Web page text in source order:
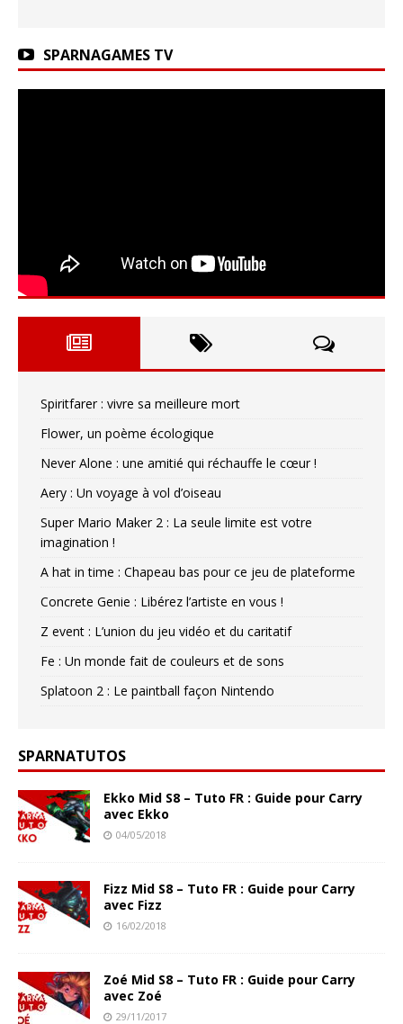
SPARNAGAMES TV
Spiritfarer : vivre sa meilleure mort
Flower, un poème écologique
Never Alone : une amitié qui réchauffe le cœur !
Aery : Un voyage à vol d’oiseau
Super Mario Maker 2 : La seule limite est votre
imagination !
A hat in time : Chapeau bas pour ce jeu de plateforme
Concrete Genie : Libérez l’artiste en vous !
Z event : L’union du jeu vidéo et du caritatif
Fe : Un monde fait de couleurs et de sons
Splatoon 2 : Le paintball façon Nintendo
SPARNATUTOS
Ekko Mid S8 – Tuto FR : Guide pour Carry
avec Ekko
04/05/2018
Fizz Mid S8 – Tuto FR : Guide pour Carry
avec Fizz
16/02/2018
Zoé Mid S8 – Tuto FR : Guide pour Carry
avec Zoé
29/11/2017